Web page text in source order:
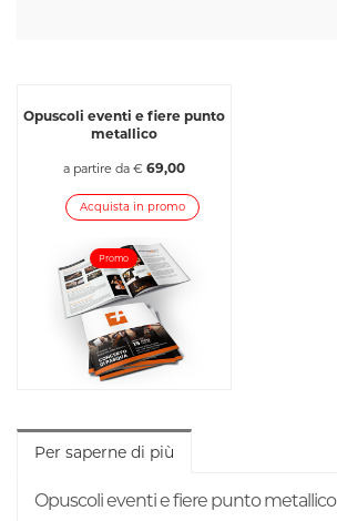
Opuscoli eventi e fiere punto
metallico
a partire da € 69,00
Acquista in promo
Promo
Per saperne di più
Opuscoli eventi e fiere punto metallico